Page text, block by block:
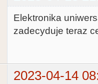
Elektronika
zadecyduje teraz
2023-04-14